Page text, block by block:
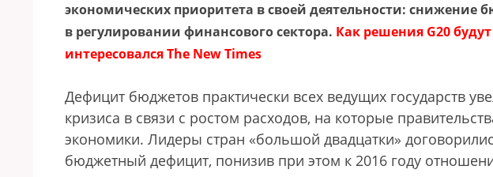
экономических приоритета в своей деятельности:
в регулировании финансового сектора. Как решения G20
интересовался The New Times
Дефицит бюджетов практически всех ведущих государств
кризиса в связи с ростом расходов, на которые
экономики. Лидеры стран «большой двадцатки»
бюджетный дефицит, понизив при этом к 2016 году